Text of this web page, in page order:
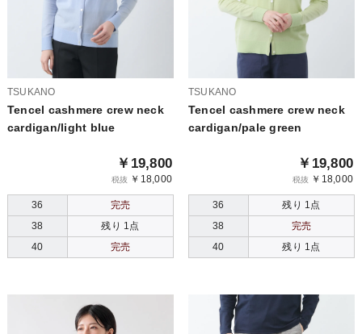
TSUKANO
Tencel cashmere crew neck
cardigan/light blue
￥19,800
税抜 ￥18,000
36
完売
38
残り 1点
40
完売
TSUKANO
Tencel cashmere crew neck
cardigan/pale green
￥19,800
税抜 ￥18,000
36
残り 1点
38
完売
40
残り 1点